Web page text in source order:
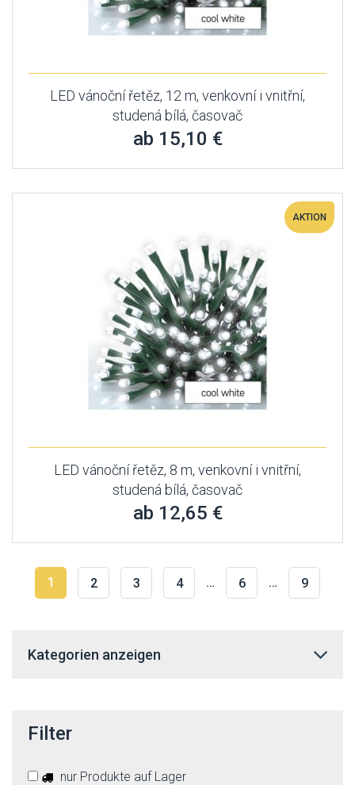
LED vánoční řetěz, 12 m, venkovní i vnitřní,
studená bílá, časovač
ab 15,10 €
AKTION
LED vánoční řetěz, 8 m, venkovní i vnitřní,
studená bílá, časovač
ab 12,65 €
1 2 3 4 … 6 … 9
Kategorien anzeigen
Filter
nur Produkte auf Lager